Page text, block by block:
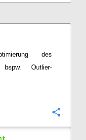
des
bspw. Outlier-